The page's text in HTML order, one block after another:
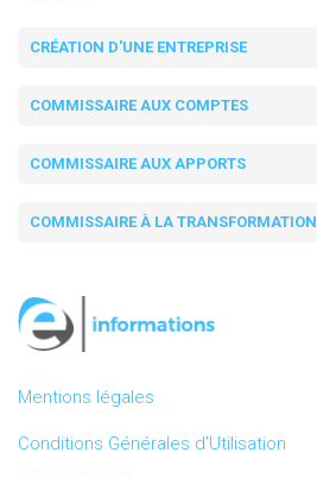
CRÉATION D'UNE ENTREPRISE
COMMISSAIRE AUX COMPTES
COMMISSAIRE AUX APPORTS
COMMISSAIRE À LA TRANSFORMATION
Mentions légales
Conditions Générales d’Utilisation